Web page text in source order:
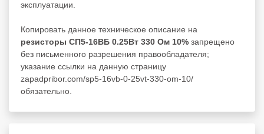
эксплуатации.
Копировать данное техническое описание на
резисторы СП5-16ВБ 0.25Вт 330 Ом 10% запрещено
без письменного разрешения правообладателя;
указание ссылки на данную страницу
zapadpribor.com/sp5-16vb-0-25vt-330-om-10/
обязательно.